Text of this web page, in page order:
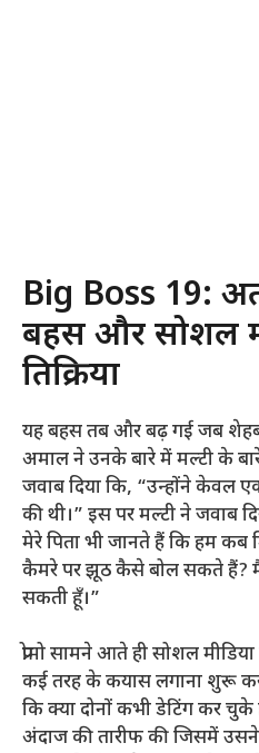
Big Boss 19:
बहस और सोशल
प्रतिक्रिया
यह बहस तब और बढ़ गई जब
अमाल ने उनके बारे में मल्टी के बारे
जवाब दिया कि, “उन्होंने केवल
की थी।” इस पर मल्टी ने जवाब
मेरे पिता भी जानते हैं कि हम
कैमरे पर झूठ कैसे बोल सकते हैं? मैं
सकती हूँ।”
प्रोमो सामने आते ही सोशल
कई तरह के कयास लगाना शुरू
कि क्या दोनों कभी डेटिंग कर
अंदाज की तारीफ की जिसमें